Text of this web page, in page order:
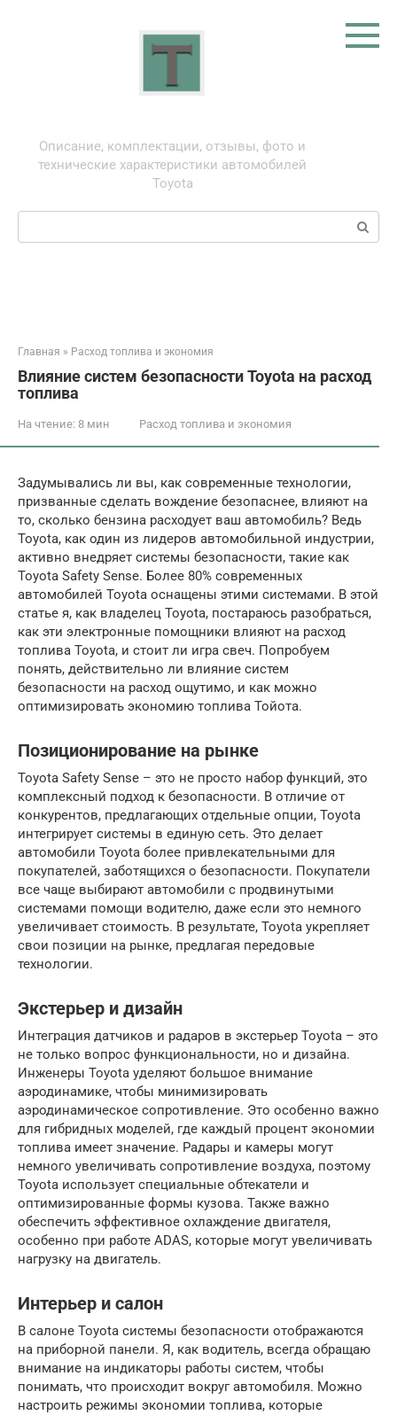
Описание, комплектации, отзывы, фото и
технические характеристики автомобилей
Toyota
Поиск:
Главная » Расход топлива и экономия
Влияние систем безопасности Toyota на расход
топлива
На чтение: 8 мин Расход топлива и экономия
Задумывались ли вы, как современные технологии,
призванные сделать вождение безопаснее, влияют на
то, сколько бензина расходует ваш автомобиль? Ведь
Toyota, как один из лидеров автомобильной индустрии,
активно внедряет системы безопасности, такие как
Toyota Safety Sense. Более 80% современных
автомобилей Toyota оснащены этими системами. В этой
статье я, как владелец Toyota, постараюсь разобраться,
как эти электронные помощники влияют на расход
топлива Toyota, и стоит ли игра свеч. Попробуем
понять, действительно ли влияние систем
безопасности на расход ощутимо, и как можно
оптимизировать экономию топлива Тойота.
Позиционирование на рынке
Toyota Safety Sense – это не просто набор функций, это
комплексный подход к безопасности. В отличие от
конкурентов, предлагающих отдельные опции, Toyota
интегрирует системы в единую сеть. Это делает
автомобили Toyota более привлекательными для
покупателей, заботящихся о безопасности. Покупатели
все чаще выбирают автомобили с продвинутыми
системами помощи водителю, даже если это немного
увеличивает стоимость. В результате, Toyota укрепляет
свои позиции на рынке, предлагая передовые
технологии.
Экстерьер и дизайн
Интеграция датчиков и радаров в экстерьер Toyota – это
не только вопрос функциональности, но и дизайна.
Инженеры Toyota уделяют большое внимание
аэродинамике, чтобы минимизировать
аэродинамическое сопротивление. Это особенно важно
для гибридных моделей, где каждый процент экономии
топлива имеет значение. Радары и камеры могут
немного увеличивать сопротивление воздуха, поэтому
Toyota использует специальные обтекатели и
оптимизированные формы кузова. Также важно
обеспечить эффективное охлаждение двигателя,
особенно при работе ADAS, которые могут увеличивать
нагрузку на двигатель.
Интерьер и салон
В салоне Toyota системы безопасности отображаются
на приборной панели. Я, как водитель, всегда обращаю
внимание на индикаторы работы систем, чтобы
понимать, что происходит вокруг автомобиля. Можно
настроить режимы экономии топлива, которые